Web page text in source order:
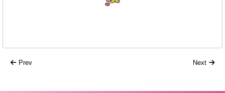
Prev Next